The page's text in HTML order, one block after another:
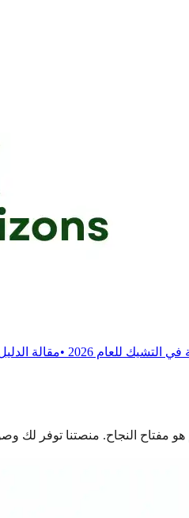
• مقالة الدليل الشامل للدراسة في
هو مفتاح النجاح. منصتنا توفر لك